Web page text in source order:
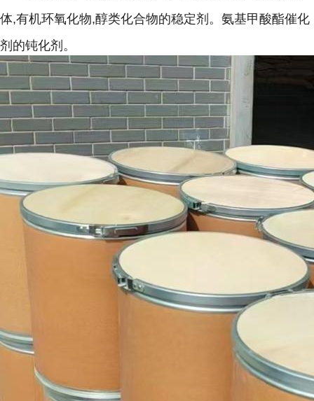
体,有机环氧化物,醇类化合物的稳定剂。氨基甲酸酯催化
剂的钝化剂。